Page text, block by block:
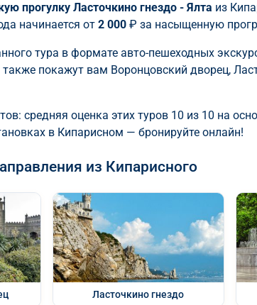
прогулку Ласточкино гнездо - Ялта из
начинается от 2 000 ₽ за насыщенную
тура в формате авто-пешеходных
покажут вам Воронцовский дворец,
средняя оценка этих туров 10 из 10 на
в Кипарисном — бронируйте онлайн!
из Кипарисного
Ласточкино гнездо